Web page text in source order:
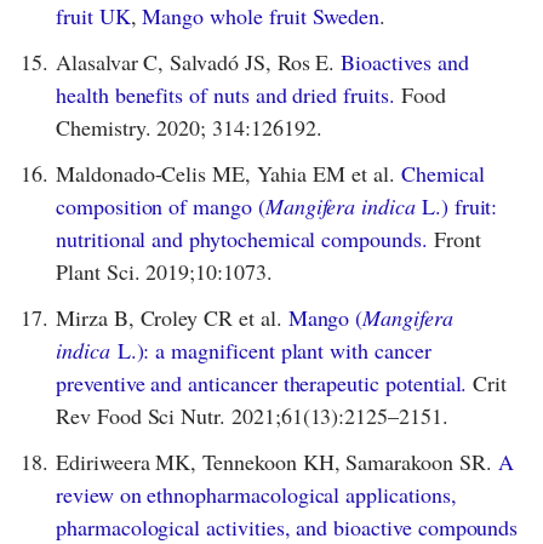
fruit UK,Mango whole fruit Sweden.
15. Alasalvar C, Salvadó JS, Ros E.Bioactives and
health benefits of nuts and dried fruits. Food
Chemistry. 2020; 314:126192.
16. Maldonado-Celis ME, Yahia EM et al.Chemical
composition of mango (Mangifera indicaL.) fruit:
nutritional and phytochemical compounds. Front
Plant Sci. 2019;10:1073.
17. Mirza B, Croley CR et al. Mango (Mangifera
indicaL.): a magnificent plant with cancer
preventive and anticancer therapeutic potential. Crit
Rev Food Sci Nutr. 2021;61(13):2125–2151.
18. Ediriweera MK, Tennekoon KH, Samarakoon SR. A
review on ethnopharmacological applications,
pharmacological activities, and bioactive compounds